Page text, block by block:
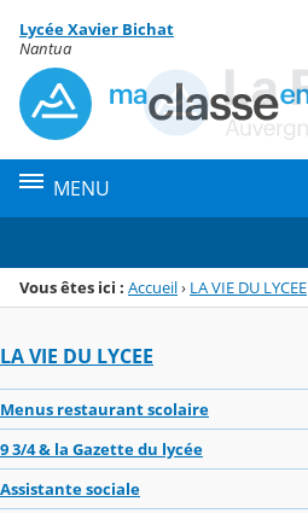
Menu de la rubrique
Contenu
Lycée Xavier Bichat
Nantua
MENU
Vous êtes ici : Accueil› LA VIE DU LYCEE
LA VIE DU LYCEE
Menus restaurant scolaire
9 3/4 & la Gazette du lycée
Assistante sociale